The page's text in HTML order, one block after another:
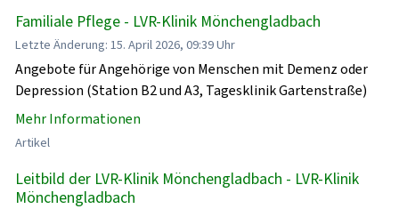
Familiale Pflege - LVR-Klinik Mönchengladbach
Letzte Änderung: 15. April 2026, 09:39 Uhr
Angebote für Angehörige von Menschen mit Demenz oder
Depression (Station B2 und A3, Tagesklinik Gartenstraße)
Mehr Informationen
Artikel
Leitbild der LVR-Klinik Mönchengladbach - LVR-Klinik
Mönchengladbach